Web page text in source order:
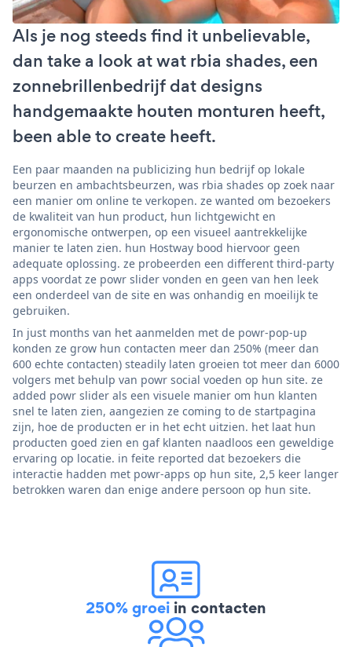
Als je nog steeds find it unbelievable,
dan take a look at wat rbia shades, een
zonnebrillenbedrijf dat designs
handgemaakte houten monturen heeft,
been able to create heeft.
Een paar maanden na publicizing hun bedrijf op lokale
beurzen en ambachtsbeurzen, was rbia shades op zoek naar
een manier om online te verkopen. ze wanted om bezoekers
de kwaliteit van hun product, hun lichtgewicht en
ergonomische ontwerpen, op een visueel aantrekkelijke
manier te laten zien. hun Hostway bood hiervoor geen
adequate oplossing. ze probeerden een different third-party
apps voordat ze powr slider vonden en geen van hen leek
een onderdeel van de site en was onhandig en moeilijk te
gebruiken.
In just months van het aanmelden met de powr-pop-up
konden ze grow hun contacten meer dan 250% (meer dan
600 echte contacten) steadily laten groeien tot meer dan 6000
volgers met behulp van powr social voeden op hun site. ze
added powr slider als een visuele manier om hun klanten
snel te laten zien, aangezien ze coming to de startpagina
zijn, hoe de producten er in het echt uitzien. het laat hun
producten goed zien en gaf klanten naadloos een geweldige
ervaring op locatie. in feite reported dat bezoekers die
interactie hadden met powr-apps op hun site, 2,5 keer langer
betrokken waren dan enige andere persoon op hun site.
250% groei in contacten